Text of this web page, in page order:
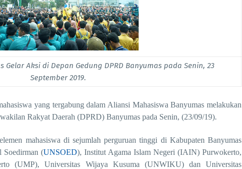
Aksi di Depan Gedung DPRD Banyumas pada Senin, 23
September 2019.
yang tergabung dalam Aliansi Mahasiswa Banyumas melakukan
Rakyat Daerah (DPRD) Banyumas pada Senin, (23/09/19).
mahasiswa di sejumlah perguruan tinggi di Kabupaten Banyumas
Soedirman (UNSOED), Institut Agama Islam Negeri (IAIN) Purwokerto,
(UMP), Universitas Wijaya Kusuma (UNWIKU) dan Universitas